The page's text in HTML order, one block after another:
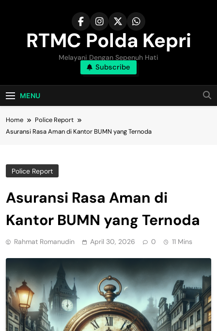
RTMC Polda Kepri
Melayani Dengan Sepenuh Hati
Subscribe
MENU
Home
Police Report
Asuransi Rasa Aman di Kantor BUMN yang Ternoda
Police Report
Asuransi Rasa Aman di
Kantor BUMN yang Ternoda
Rahmat Romanudin April 30, 2026 0 11 Mins